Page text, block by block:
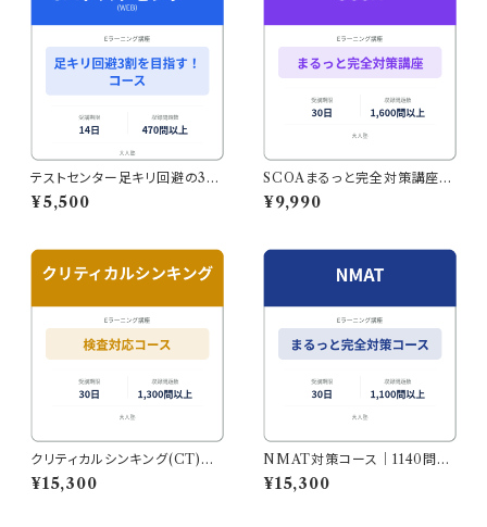
テストセンター足キリ回避の3割
を目指す！コース
¥5,500
SCOAまるっと完全対策講座｜
1612問収録・スマホで本番形式
の演習も
¥9,990
クリティカルシンキング(CT)検
査対応コース【30日】
¥15,300
NMAT対策コース｜1140問収
録・スマホでも学習◎
¥15,300